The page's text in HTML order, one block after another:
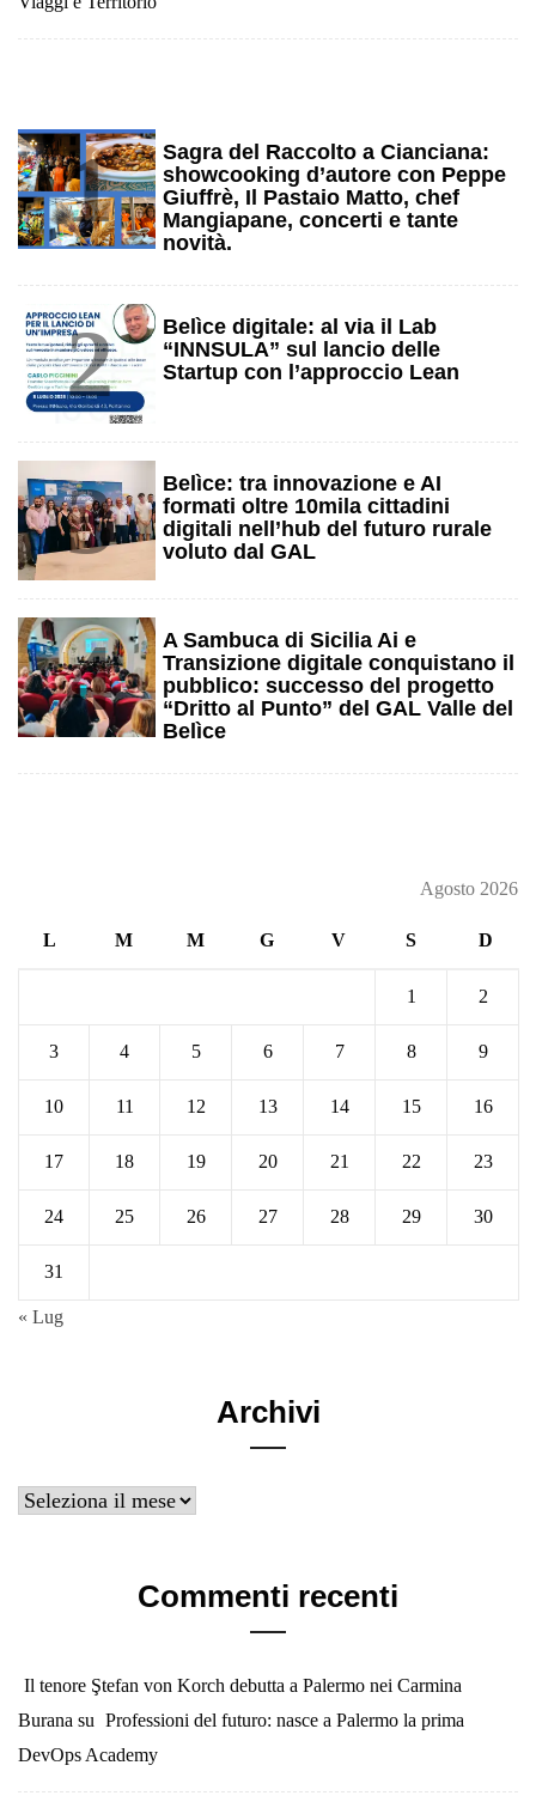
1
Sagra del Raccolto a Cianciana:
showcooking d’autore con Peppe
Giuffrè, Il Pastaio Matto, chef
Mangiapane, concerti e tante
novità.
2
Belìce digitale: al via il Lab
“INNSULA” sul lancio delle
Startup con l’approccio Lean
3
Belìce: tra innovazione e AI
formati oltre 10mila cittadini
digitali nell’hub del futuro rurale
voluto dal GAL
4
A Sambuca di Sicilia Ai e
Transizione digitale conquistano il
pubblico: successo del progetto
“Dritto al Punto” del GAL Valle del
Belìce
Agosto 2026
L M M G V S D
1 2
3 4 5 6 7 8 9
10 11 12 13 14 15 16
17 18 19 20 21 22 23
24 25 26 27 28 29 30
31
« Lug
Archivi
Archivi
Commenti recenti
Il tenore Ştefan von Korch debutta a Palermo nei Carmina
Burana su Professioni del futuro: nasce a Palermo la prima
DevOps Academy